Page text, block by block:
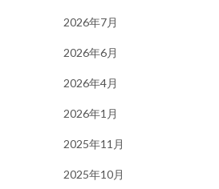
2026年7月
2026年6月
2026年4月
2026年1月
2025年11月
2025年10月